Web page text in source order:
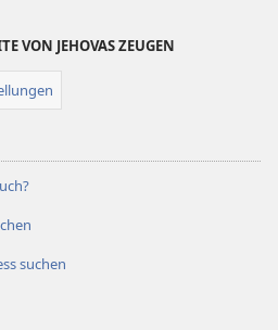
VON JEHOVAS ZEUGEN
suchen